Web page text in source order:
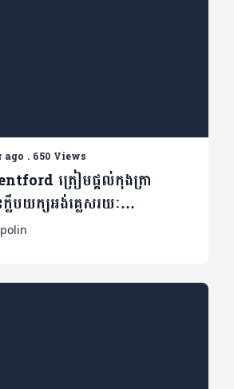
ago . 650 Views
ត្រៀមផ្តល់កុងត្រា
លឹបយក្សអង់គ្លេសរយៈ
វីដេអូ)